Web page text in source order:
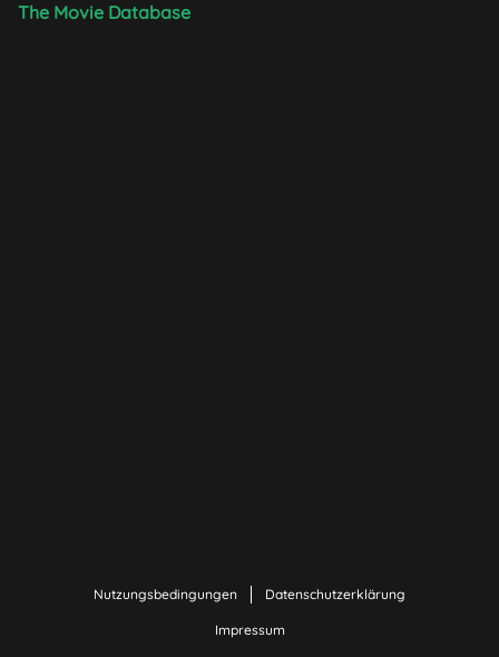
The Movie Database
Nutzungsbedingungen Datenschutzerklärung
Impressum